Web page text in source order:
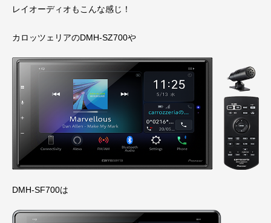
レイオーディオもこんな感じ！
カロッツェリアのDMH-SZ700や
DMH-SF700は